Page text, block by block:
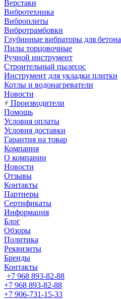
Верстаки
Вибротехника
Виброплиты
Вибротрамбовки
Глубинные вибраторы для бетона
Пилы торцовочные
Ручной инструмент
Строительный пылесос
Инструмент для укладки плитки
Котлы и водонагреватели
Новости
Производители
Помощь
Условия оплаты
Условия доставки
Гарантия на товар
Компания
О компании
Новости
Отзывы
Контакты
Партнеры
Сертификаты
Информация
Блог
Обзоры
Политика
Реквизиты
Бренды
Контакты
+7 968 893-82-88
+7 968 893-82-88
+7 906-731-15-33